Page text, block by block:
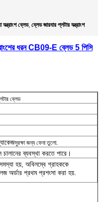
যন্ত্রাংশ ব্লেড, ব্লেড জারবার প্লটার যন্ত্রাংশ
ধরন CB09-E ব্লেড 5 পিসি
ব্লেড
সুরক্ষা জন্য ফেনা তুলো.
ব্যবস্থা করতে পারে।
হয়, অবিলম্বে গ্রাহককে
অর্ডার প্রথম প্রশংসা করা হয়.